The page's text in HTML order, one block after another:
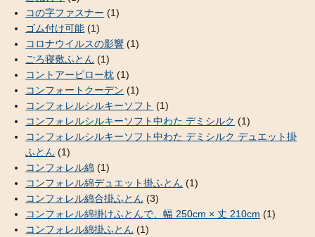
コの字ファスナー (1)
ゴム付け可能 (1)
コロナウイルスの影響 (1)
ごろ寝敷ふとん (1)
コントアーピロー枕 (1)
コンフォートクーデン (1)
コンフォレルシルキーソフト (1)
コンフォレルシルキーソフト中わた デミシルク (1)
コンフォレルシルキーソフト中わた デミシルク デュエット掛
ふとん (1)
コンフォレル綿 (1)
コンフォレル綿デュエット掛ふとん (1)
コンフォレル綿合掛ふとん (3)
コンフォレル綿掛けふとんで、幅 250cm × 丈 210cm (1)
コンフォレル綿掛ふとん (1)